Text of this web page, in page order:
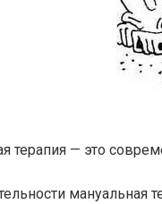
терапия — это